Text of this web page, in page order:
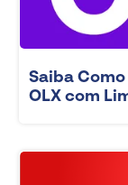
Saiba
OLX com